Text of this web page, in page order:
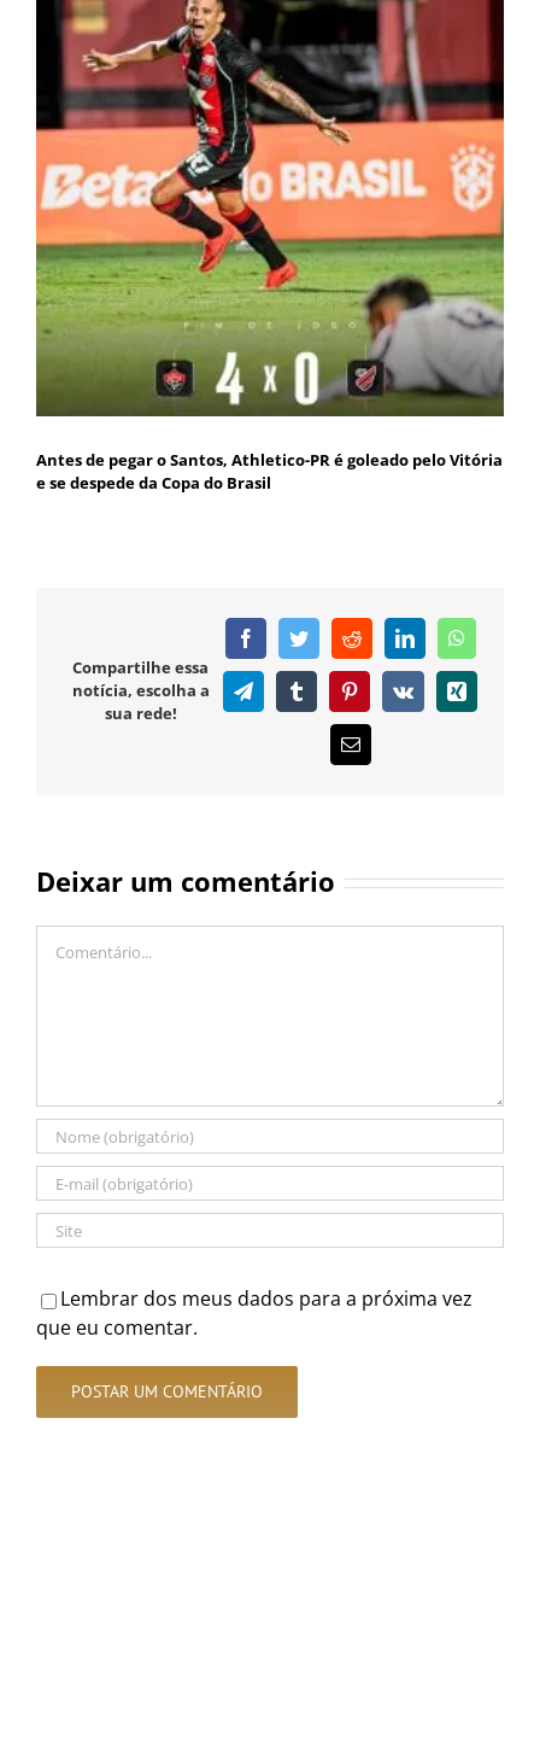
Antes de pegar o Santos, Athletico-PR é goleado pelo Vitória
e se despede da Copa do Brasil
Compartilhe essa
notícia, escolha a
sua rede!
FacebookTwitterRedditLinkedIn
TelegramTumblr PinterestVk Xing
E-
mail
Deixar um comentário
Comentário
Lembrar dos meus dados para a próxima vez
que eu comentar.